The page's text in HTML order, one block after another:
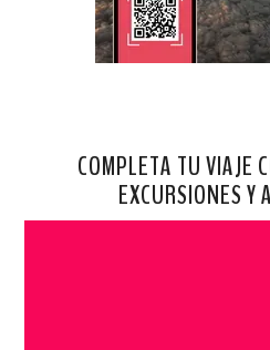
COMPLETA TU VIAJE
EXCURSIONES Y